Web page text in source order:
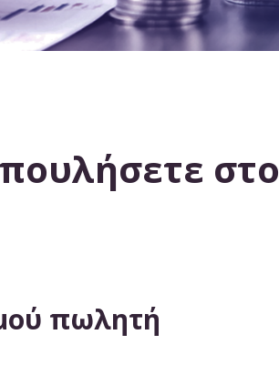
πουλήσετε στο
πωλητή